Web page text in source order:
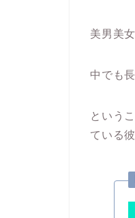
美男美
中でも
という
ている